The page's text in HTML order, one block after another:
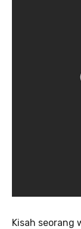
Kisah seorang